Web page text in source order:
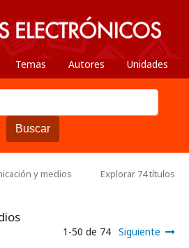
Temas Autores Unidades
Buscar
y medios Explorar 74 títulos
1-50 de 74 Siguiente